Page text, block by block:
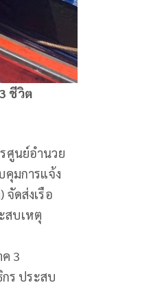
ชีวิต
ศูนย์อำนวย
คุมการแจ้ง
จัดส่งเรือ
สบเหตุ
3
ร ประสบ